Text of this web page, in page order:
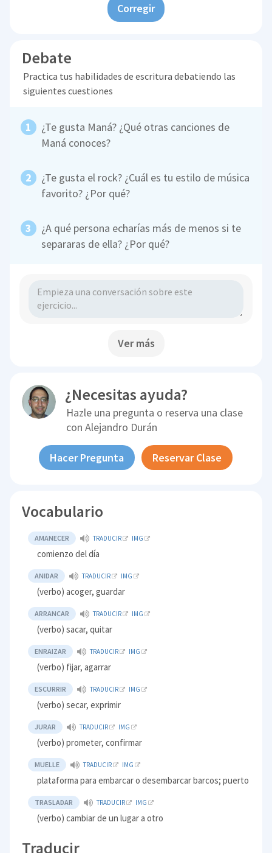
Corregir
Debate
Practica tus habilidades de escritura debatiendo las
siguientes cuestiones
¿Te gusta Maná? ¿Qué otras canciones de
Maná conoces?
¿Te gusta el rock? ¿Cuál es tu estilo de música
favorito? ¿Por qué?
¿A qué persona echarías más de menos si te
separaras de ella? ¿Por qué?
Ver más
¿Necesitas ayuda?
Hazle una pregunta o reserva una clase
conAlejandro Durán
Hacer Pregunta Reservar Clase
Vocabulario
AMANECER TRADUCIR IMG
comienzo del día
ANIDAR TRADUCIR IMG
(verbo) acoger, guardar
ARRANCAR TRADUCIR IMG
(verbo) sacar, quitar
ENRAIZAR TRADUCIR IMG
(verbo) fijar, agarrar
ESCURRIR TRADUCIR IMG
(verbo) secar, exprimir
JURAR TRADUCIR IMG
(verbo) prometer, confirmar
MUELLE TRADUCIR IMG
plataforma para embarcar o desembarcar barcos; puerto
TRASLADAR TRADUCIR IMG
(verbo) cambiar de un lugar a otro
Traducir